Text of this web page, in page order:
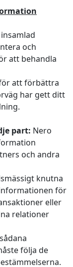
och
att behandla
att förbättra
har gett ditt
part: Nero
och andra
knutna
för
eller
relationer
följa de